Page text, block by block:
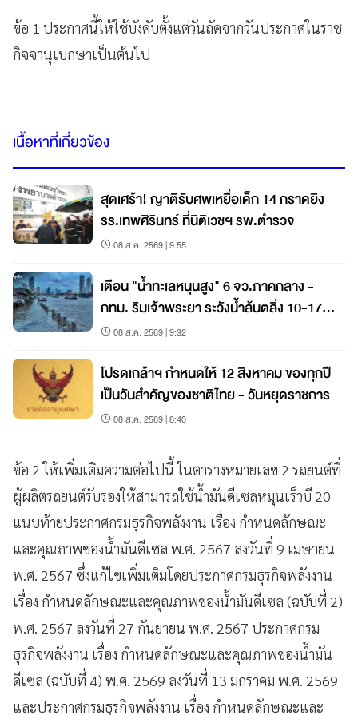
ข้อ 1 ประกาศนี้ให้ใช้บังคับตั้งแต่วันถัดจากวันประกาศในราช
กิจจานุเบกษาเป็นต้นไป
เนื้อหาที่เกี่ยวข้อง
สุดเศร้า! ญาติรับศพเหยื่อเด็ก 14 กราดยิง
รร.เทพศิรินทร์ ที่นิติเวชฯ รพ.ตำรวจ
08 ส.ค. 2569 | 9:55
เตือน "น้ำทะเลหนุนสูง" 6 จว.ภาคกลาง -
กทม. ริมเจ้าพระยา ระวังน้ำล้นตลิ่ง 10-17
ส.ค. นี้
08 ส.ค. 2569 | 9:32
โปรดเกล้าฯ กำหนดให้ 12 สิงหาคม ของทุกปี
เป็นวันสำคัญของชาติไทย - วันหยุดราชการ
08 ส.ค. 2569 | 8:40
ข้อ 2 ให้เพิ่มเติมความต่อไปนี้ ในตารางหมายเลข 2 รถยนต์ที่
ผู้ผลิตรถยนต์รับรองให้สามารถใช้น้ำมันดีเซลหมุนเร็วบี 20
แนบท้ายประกาศกรมธุรกิจพลังงาน เรื่อง กำหนดลักษณะ
และคุณภาพของน้ำมันดีเซล พ.ศ. 2567 ลงวันที่ 9 เมษายน
พ.ศ. 2567 ซึ่งแก้ไขเพิ่มเติมโดยประกาศกรมธุรกิจพลังงาน
เรื่อง กำหนดลักษณะและคุณภาพของน้ำมันดีเซล (ฉบับที่ 2)
พ.ศ. 2567 ลงวันที่ 27 กันยายน พ.ศ. 2567 ประกาศกรม
ธุรกิจพลังงาน เรื่อง กำหนดลักษณะและคุณภาพของน้ำมัน
ดีเซล (ฉบับที่ 4) พ.ศ. 2569 ลงวันที่ 13 มกราคม พ.ศ. 2569
และประกาศกรมธุรกิจพลังงาน เรื่อง กำหนดลักษณะและ